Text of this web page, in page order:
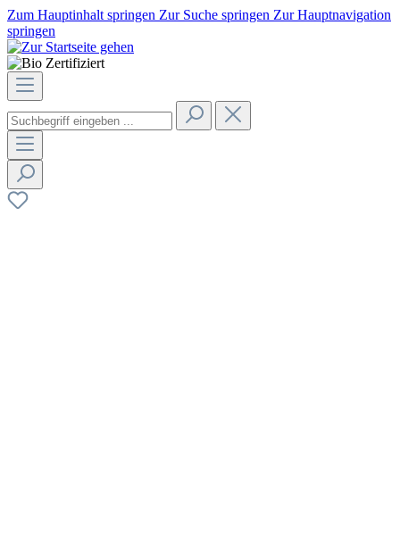
Zum Hauptinhalt springen Zur Suche springen Zur Hauptnavigation
springen